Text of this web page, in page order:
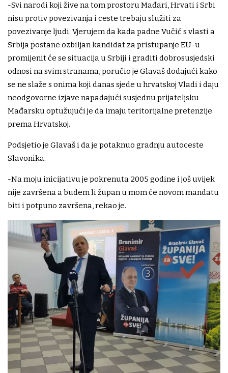
-Svi narodi koji žive na tom prostoru Mađari, Hrvati i Srbi
nisu protiv povezivanja i ceste trebaju služiti za
povezivanje ljudi. Vjerujem da kada padne Vučić s vlasti a
Srbija postane ozbiljan kandidat za pristupanje EU-u
promijenit će se situacija u Srbiji i graditi dobrosusjedski
odnosi na svim stranama, poručio je Glavaš dodajući kako
se ne slaže s onima koji danas sjede u hrvatskoj Vladi i daju
neodgovorne izjave napadajući susjednu prijateljsku
Mađarsku optužujući je da imaju teritorijalne pretenzije
prema Hrvatskoj.
Podsjetio je Glavaš i da je potaknuo gradnju autoceste
Slavonika.
-Na moju inicijativu je pokrenuta 2005 godine i još uvijek
nije završena a budem li župan u mom će novom mandatu
biti i potpuno završena, rekao je.